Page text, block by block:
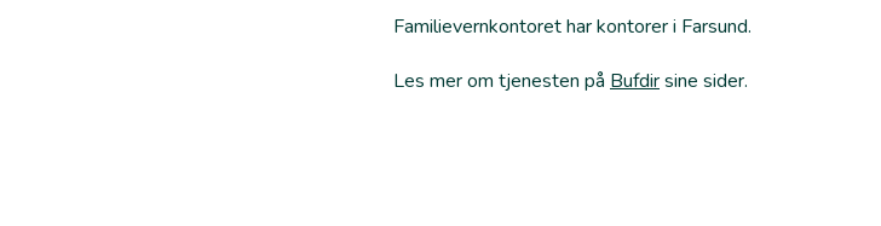
Familievernkontoret har kontorer i Farsund.
Les mer om tjenesten på Bufdirsine sider.